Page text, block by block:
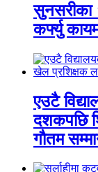
सुनसरीका
कर्फ्यु
एउटै
दशकपछि
गौतम